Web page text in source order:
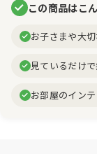
この商品はこ
お子さまや大
見ているだけ
お部屋のイン